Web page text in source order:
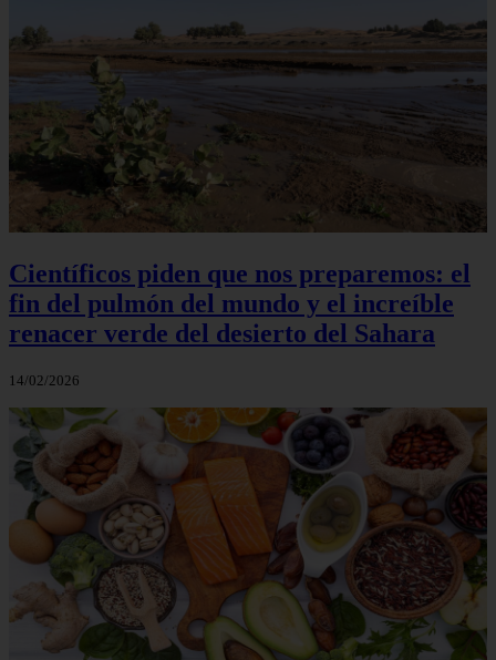
Científicos piden que nos preparemos: el
fin del pulmón del mundo y el increíble
renacer verde del desierto del Sahara
14/02/2026